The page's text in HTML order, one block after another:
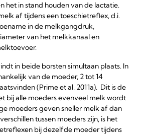
het in stand houden van de lactatie.
af tijdens een toeschietreflex, d.i.
in de melkgangdruk,
van het melkkanaal en
in beide borsten simultaan plaats. In
van de moeder, 2 tot 14
(Prime et al. 2011a). Dit is de
bij alle moeders evenveel melk wordt
moeders geven sneller melk af dan
tussen moeders zijn, is het
bij dezelfde moeder tijdens